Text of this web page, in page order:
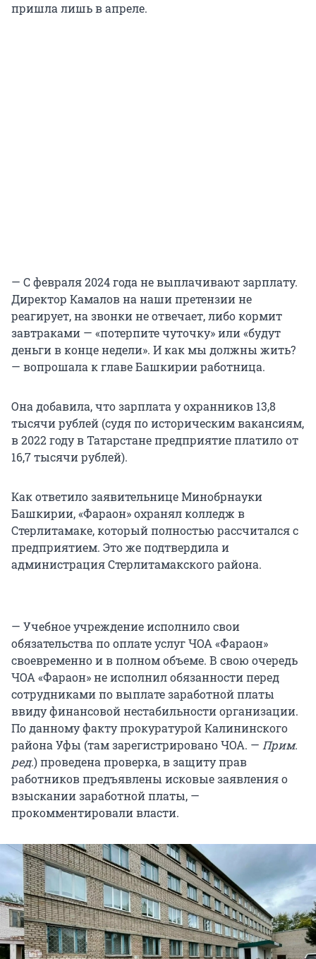
пришла лишь в апреле.
— С февраля 2024 года не выплачивают зарплату.
Директор Камалов на наши претензии не
реагирует, на звонки не отвечает, либо кормит
завтраками — «потерпите чуточку» или «будут
деньги в конце недели». И как мы должны жить?
— вопрошала к главе Башкирии работница.
Она добавила, что зарплата у охранников 13,8
тысячи рублей (судя по историческим вакансиям,
в 2022 году в Татарстане предприятие платило от
16,7 тысячи рублей).
Как ответило заявительнице Минобрнауки
Башкирии, «Фараон» охранял колледж в
Стерлитамаке, который полностью рассчитался с
предприятием. Это же подтвердила и
администрация Стерлитамакского района.
— Учебное учреждение исполнило свои
обязательства по оплате услуг ЧОА «Фараон»
своевременно и в полном объеме. В свою очередь
ЧОА «Фараон» не исполнил обязанности перед
сотрудниками по выплате заработной платы
ввиду финансовой нестабильности организации.
По данному факту прокуратурой Калининского
района Уфы (там зарегистрировано ЧОА. — Прим.
ред.) проведена проверка, в защиту прав
работников предъявлены исковые заявления о
взыскании заработной платы, —
прокомментировали власти.